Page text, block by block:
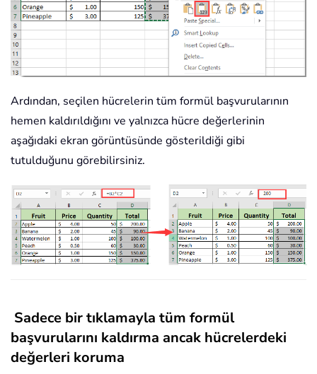
Ardından, seçilen hücrelerin tüm formül başvurularının
hemen kaldırıldığını ve yalnızca hücre değerlerinin
aşağıdaki ekran görüntüsünde gösterildiği gibi
tutulduğunu görebilirsiniz.
Sadece bir tıklamayla tüm formül
başvurularını kaldırma ancak hücrelerdeki
değerleri koruma